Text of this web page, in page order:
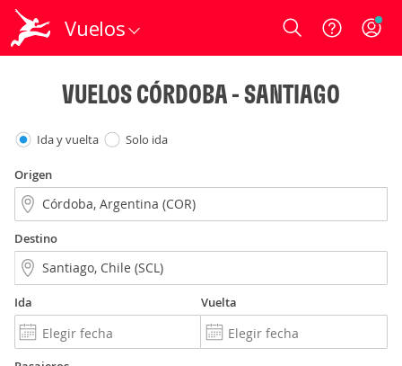
Vuelos Login
VUELOS CÓRDOBA - SANTIAGO
Ida y vuelta Solo ida
Origen
Destino
Ida Vuelta